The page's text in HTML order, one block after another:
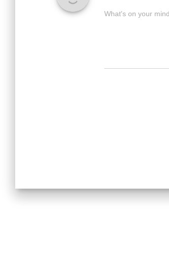
What's on your